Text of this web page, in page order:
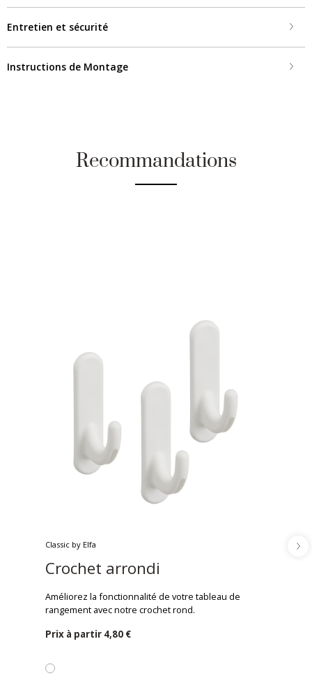
Entretien et sécurité
Instructions de Montage
Recommandations
Classic by Elfa
Crochet arrondi
Améliorez la fonctionnalité de votre tableau de
rangement avec notre crochet rond.
Prix ​​à partir 4,80 €